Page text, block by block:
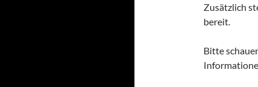
Zusätzlich
bereit.
Bitte